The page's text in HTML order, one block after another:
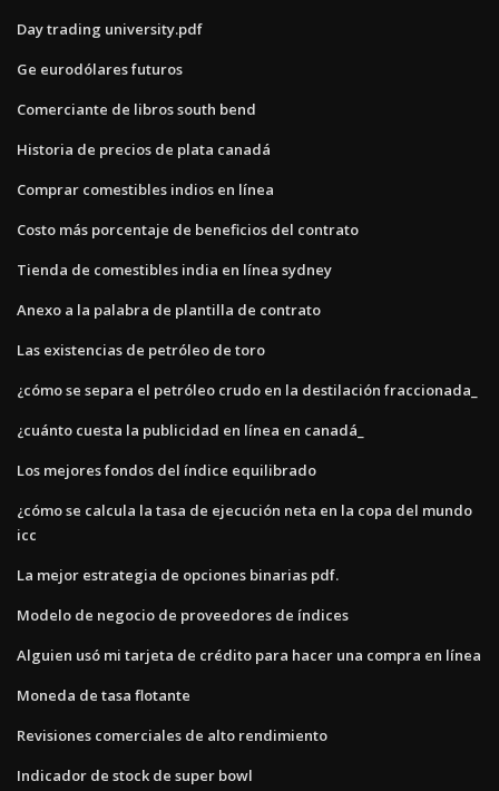
Day trading university.pdf
Ge eurodólares futuros
Comerciante de libros south bend
Historia de precios de plata canadá
Comprar comestibles indios en línea
Costo más porcentaje de beneficios del contrato
Tienda de comestibles india en línea sydney
Anexo a la palabra de plantilla de contrato
Las existencias de petróleo de toro
¿cómo se separa el petróleo crudo en la destilación fraccionada_
¿cuánto cuesta la publicidad en línea en canadá_
Los mejores fondos del índice equilibrado
¿cómo se calcula la tasa de ejecución neta en la copa del mundo
icc
La mejor estrategia de opciones binarias pdf.
Modelo de negocio de proveedores de índices
Alguien usó mi tarjeta de crédito para hacer una compra en línea
Moneda de tasa flotante
Revisiones comerciales de alto rendimiento
Indicador de stock de super bowl